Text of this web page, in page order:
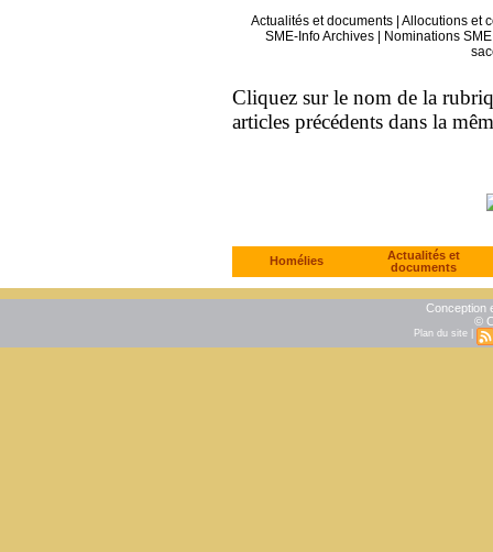
Actualités et documents
Allocutions et
SME-Info Archives
Nominations
Cliquez sur le nom de la
articles précédents dans la
Homélies
Actualités et
documents
Conception
©
Plan du site